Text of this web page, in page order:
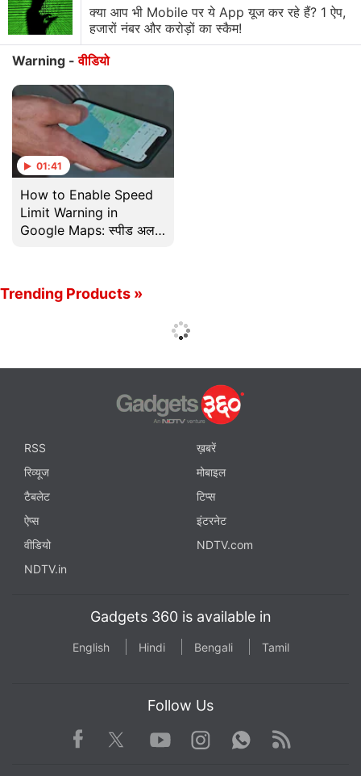
क्या आप भी Mobile पर ये App यूज कर रहे हैं? 1 ऐप,
हजारों नंबर और करोड़ों का स्कैम!
Warning -वीडियो
01:41
How to Enable Speed
Limit Warning in
Google Maps: स्पीड अलर्ट
Trending Products »
RSS
ख़बरें
रिव्यूज
मोबाइल
टैबलेट
टिप्स
ऐप्स
इंटरनेट
वीडियो
NDTV.com
NDTV.in
Gadgets 360 is available in
English Hindi Bengali Tamil
Follow Us
Facebook TwitterYoutube
Instagram WhatsApp
Rss